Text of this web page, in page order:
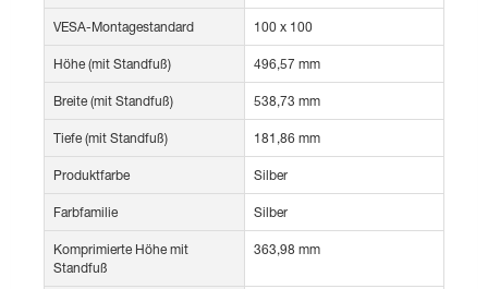
VESA-Montagestandard 100 x 100
Höhe (mit Standfuß) 496,57 mm
Breite (mit Standfuß) 538,73 mm
Tiefe (mit Standfuß) 181,86 mm
Produktfarbe Silber
Farbfamilie Silber
Komprimierte Höhe mit
Standfuß
363,98 mm